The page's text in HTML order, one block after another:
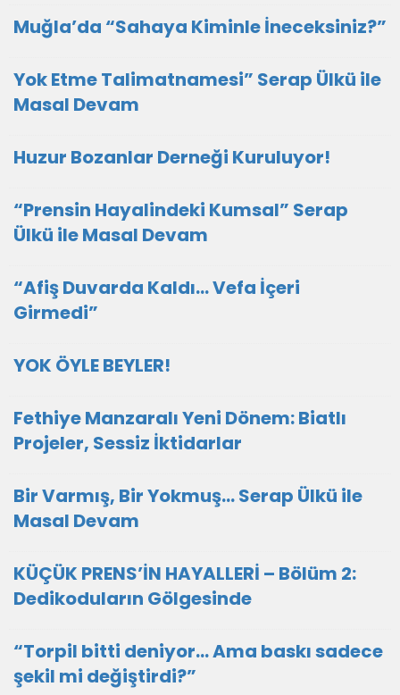
Muğla’da “Sahaya Kiminle İneceksiniz?”
Yok Etme Talimatnamesi” Serap Ülkü ile
Masal Devam
Huzur Bozanlar Derneği Kuruluyor!
“Prensin Hayalindeki Kumsal” Serap
Ülkü ile Masal Devam
“Afiş Duvarda Kaldı… Vefa İçeri
Girmedi”
YOK ÖYLE BEYLER!
Fethiye Manzaralı Yeni Dönem: Biatlı
Projeler, Sessiz İktidarlar
Bir Varmış, Bir Yokmuş… Serap Ülkü ile
Masal Devam
KÜÇÜK PRENS’İN HAYALLERİ – Bölüm 2:
Dedikoduların Gölgesinde
“Torpil bitti deniyor… Ama baskı sadece
şekil mi değiştirdi?”